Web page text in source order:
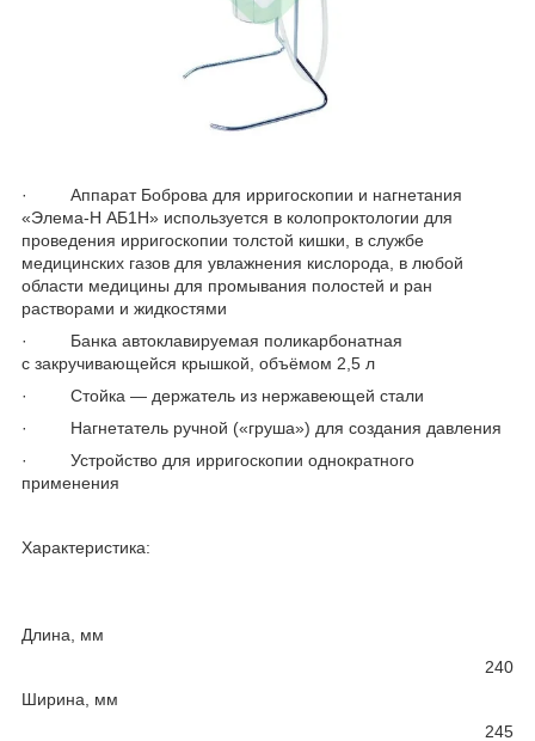
· Аппарат Боброва для ирригоскопии и нагнетания
«Элема-Н АБ1Н» используется в колопроктологии для
проведения ирригоскопии толстой кишки, в службе
медицинских газов для увлажнения кислорода, в любой
области медицины для промывания полостей и ран
растворами и жидкостями
· Банка автоклавируемая поликарбонатная
с закручивающейся крышкой, объёмом 2,5 л
· Стойка — держатель из нержавеющей стали
· Нагнетатель ручной («груша») для создания давления
· Устройство для ирригоскопии однократного
применения
Характеристика:
Длина, мм
240
Ширина, мм
245